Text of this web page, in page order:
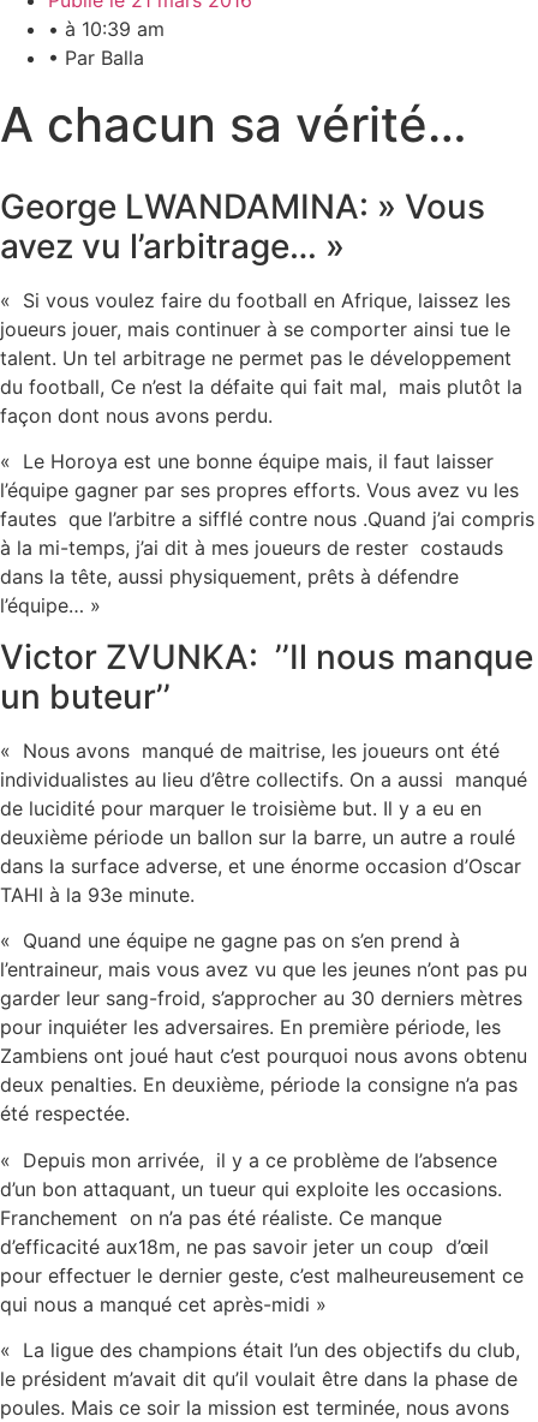
• à 10:39 am
• Par Balla
A chacun sa vérité…
George LWANDAMINA: » Vous
avez vu l’arbitrage… »
« Si vous voulez faire du football en Afrique, laissez les
joueurs jouer, mais continuer à se comporter ainsi tue le
talent. Un tel arbitrage ne permet pas le développement
du football, Ce n’est la défaite qui fait mal, mais plutôt la
façon dont nous avons perdu.
« Le Horoya est une bonne équipe mais, il faut laisser
l’équipe gagner par ses propres efforts. Vous avez vu les
fautes que l’arbitre a sifflé contre nous .Quand j’ai compris
à la mi-temps, j’ai dit à mes joueurs de rester costauds
dans la tête, aussi physiquement, prêts à défendre
l’équipe… »
Victor ZVUNKA: ’’Il nous manque
un buteur’’
« Nous avons manqué de maitrise, les joueurs ont été
individualistes au lieu d’être collectifs. On a aussi manqué
de lucidité pour marquer le troisième but. Il y a eu en
deuxième période un ballon sur la barre, un autre a roulé
dans la surface adverse, et une énorme occasion d’Oscar
TAHI à la 93e minute.
« Quand une équipe ne gagne pas on s’en prend à
l’entraineur, mais vous avez vu que les jeunes n’ont pas pu
garder leur sang-froid, s’approcher au 30 derniers mètres
pour inquiéter les adversaires. En première période, les
Zambiens ont joué haut c’est pourquoi nous avons obtenu
deux penalties. En deuxième, période la consigne n’a pas
été respectée.
« Depuis mon arrivée, il y a ce problème de l’absence
d’un bon attaquant, un tueur qui exploite les occasions.
Franchement on n’a pas été réaliste. Ce manque
d’efficacité aux18m, ne pas savoir jeter un coup d’œil
pour effectuer le dernier geste, c’est malheureusement ce
qui nous a manqué cet après-midi »
« La ligue des champions était l’un des objectifs du club,
le président m’avait dit qu’il voulait être dans la phase de
poules. Mais ce soir la mission est terminée, nous avons